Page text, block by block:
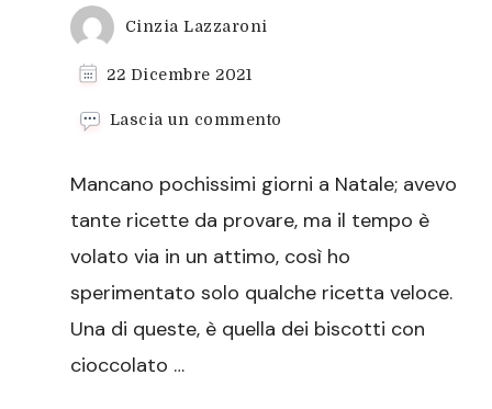
Cinzia Lazzaroni
22 Dicembre 2021
Lascia un commento
cioccolato
marzapane
Mancano pochissimi giorni a Natale; avevo
tante ricette da provare, ma il tempo è
volato via in un attimo, così ho
sperimentato solo qualche ricetta veloce.
Una di queste, è quella dei biscotti con
cioccolato …